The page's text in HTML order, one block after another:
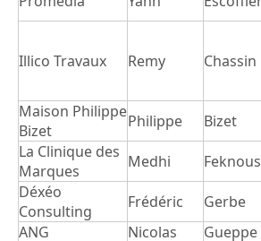
Illico Travaux Remy Chassin
Maison Philippe
Bizet
Philippe Bizet
La Clinique des
Marques
Medhi Feknous
Déxéo
Consulting
Frédéric Gerbe
ANG
Nicolas Gueppe